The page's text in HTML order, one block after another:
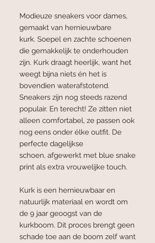
Modieuze sneakers voor dames,
gemaakt van hernieuwbare
kurk. Soepel en zachte schoenen
die gemakkelijk te onderhouden
zijn. Kurk draagt heerlijk, want het
weegt bijna niets én het is
bovendien waterafstotend.
Sneakers zijn nog steeds razend
populair. En terecht! Ze zitten niet
alleen comfortabel, ze passen ook
nog eens onder élke outfit. De
perfecte dagelijkse
schoen, afgewerkt met blue snake
print als extra vrouwelijke touch.
Kurk is een hernieuwbaar en
natuurlijk materiaal en wordt om
de 9 jaar geoogst van de
kurkboom. Dit proces brengt geen
schade toe aan de boom zelf want